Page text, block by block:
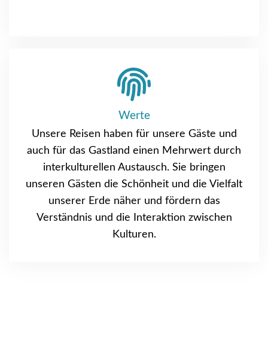
Werte
Unsere Reisen haben für unsere Gäste und
auch für das Gastland einen Mehrwert durch
interkulturellen Austausch. Sie bringen
unseren Gästen die Schönheit und die Vielfalt
unserer Erde näher und fördern das
Verständnis und die Interaktion zwischen
Kulturen.